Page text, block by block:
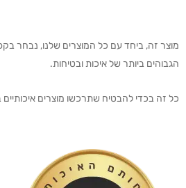
מוצר זה, ביחד עם כל המוצרים שלנו, נבחר
הגבוהים ביותר של איכות ובטיחות.
כל זה בכדי להבטיח שתרכשו מוצרים